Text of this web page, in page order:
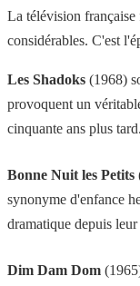
La télévision française
considérables. C'est
Les Shadoks (1968)
provoquent un
cinquante ans plus tard.
Bonne Nuit les Petits
synonyme d'enfance
dramatique depuis leur
Dim Dam Dom